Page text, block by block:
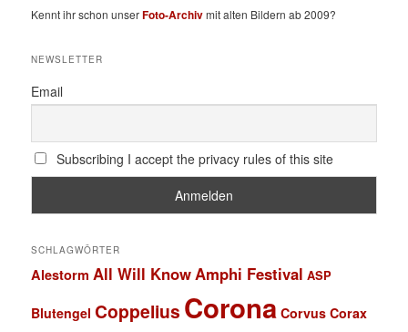
Kennt ihr schon unserFoto-Archivmit alten Bildern ab 2009?
NEWSLETTER
Email
Subscribing I accept the privacy rules of this site
SCHLAGWÖRTER
Alestorm All Will KnowAmphi Festival ASP
Blutengel Coppelius Corona Corvus Corax